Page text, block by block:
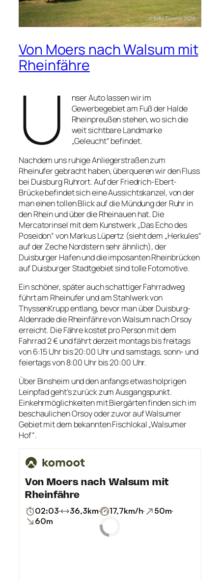
Von Moers nach Walsum mit
Rheinfähre
U
nser Auto lassen wir im
Gewerbegebiet am Fuß der Halde
Rheinpreußen stehen, wo sich die
weit sichtbare Landmarke
„Geleucht“ befindet.
Nachdem uns ruhige Anliegerstraßen zum
Rheinufer gebracht haben, überqueren wir den Fluss
bei Duisburg Ruhrort. Auf der Friedrich-Ebert-
Brücke befindet sich eine Aussichtskanzel, von der
man einen tollen Blick auf die Mündung der Ruhr in
den Rhein und über die Rheinauen hat. Die
Mercatorinsel mit dem Kunstwerk „Das Echo des
Poseidon“ von Markus Lüpertz (sieht dem „Herkules“
auf der Zeche Nordstern sehr ähnlich), der
Duisburger Hafen und die imposanten Rheinbrücken
auf Duisburger Stadtgebiet sind tolle Fotomotive.
Ein schöner, später auch schattiger Fahrradweg
führt am Rheinufer und am Stahlwerk von
ThyssenKrupp entlang, bevor man über Duisburg-
Aldenrade die Rheinfähre von Walsum nach Orsoy
erreicht. Die Fähre kostet pro Person mit dem
Fahrrad 2 € und fährt derzeit montags bis freitags
von 6:15 Uhr bis 20:00 Uhr und samstags, sonn- und
feiertags von 8:00 Uhr bis 20:00 Uhr.
Über Binsheim und den anfangs etwas holprigen
Leinpfad geht’s zurück zum Ausgangspunkt.
Einkehrmöglichkeiten mit Biergärten finden sich im
beschaulichen Orsoy oder zuvor auf Walsumer
Gebiet mit dem bekannten Fischlokal „Walsumer
Hof“.